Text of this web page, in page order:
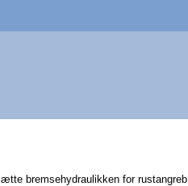
bremsehydraulikken for rustangreb.